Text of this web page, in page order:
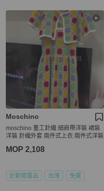
Moschino
moschino 重工針織 細肩帶洋裝 裙裝
洋裝 針織外套 兩件式上衣 兩件式洋裝
MOP 2,108
近新閒置品 台灣 免運